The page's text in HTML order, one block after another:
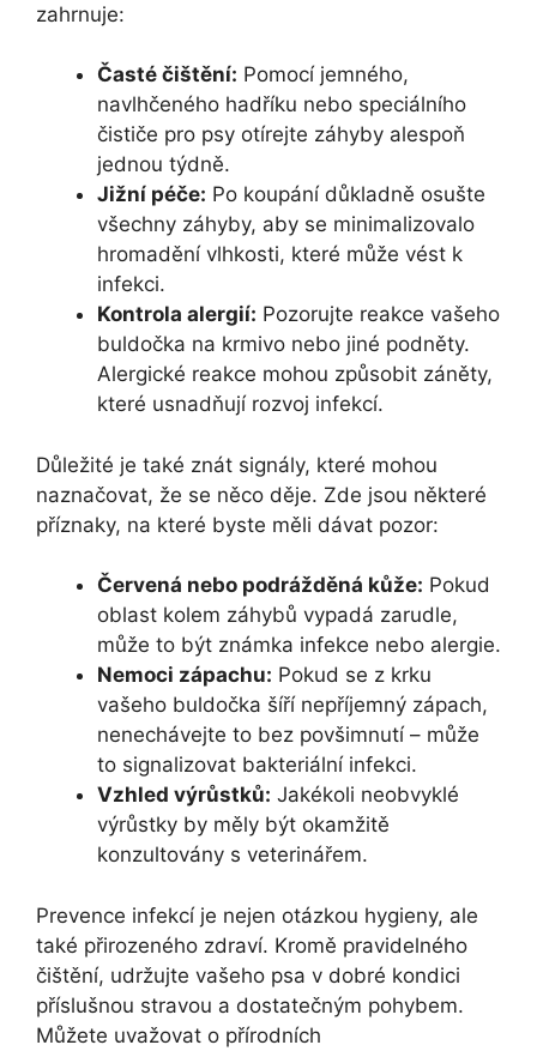
⁢zahrnuje:
Časté čištění: Pomocí ‌jemného,
navlhčeného⁤ hadříku ⁤nebo speciálního
čističe pro ⁣psy otírejte záhyby⁤ alespoň
‍jednou týdně.
Jižní péče: Po koupání důkladně osušte
všechny záhyby, aby se minimalizovalo
‍hromadění vlhkosti, které může vést k
infekci.
Kontrola alergií: Pozorujte reakce ‍vašeho
buldočka⁢ na krmivo nebo ‌jiné‍ podněty.
Alergické ‌reakce mohou způsobit záněty,
které ⁤usnadňují rozvoj infekcí.
Důležité je ⁣také znát ‌signály, které mohou
‍naznačovat, že‌ se něco děje. Zde ‍jsou některé
příznaky, na které byste‍ měli⁢ dávat ‍pozor:
Červená nebo podrážděná kůže: Pokud
oblast kolem záhybů vypadá zarudle, ​
může to být známka infekce nebo alergie.
Nemoci zápachu: Pokud se z krku⁣
vašeho buldočka​ šíří nepříjemný zápach,⁢
nenechávejte to bez povšimnutí – ​může
to signalizovat bakteriální infekci.
Vzhled výrůstků: Jakékoli neobvyklé
výrůstky by měly být⁤ okamžitě
konzultovány s veterinářem.
Prevence infekcí je nejen otázkou hygieny, ‍ale
také přirozeného zdraví.​ Kromě ‍pravidelného
čištění, udržujte vašeho psa v dobré kondici
příslušnou stravou a‌ dostatečným pohybem.
Můžete uvažovat o přírodních